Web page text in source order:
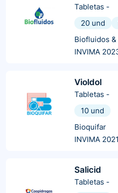
Tabletas -
20 und
Biofluidos &
INVIMA
Violdol
Tabletas -
10 und
Bioquifar
INVIMA
Salicid
Tabletas -